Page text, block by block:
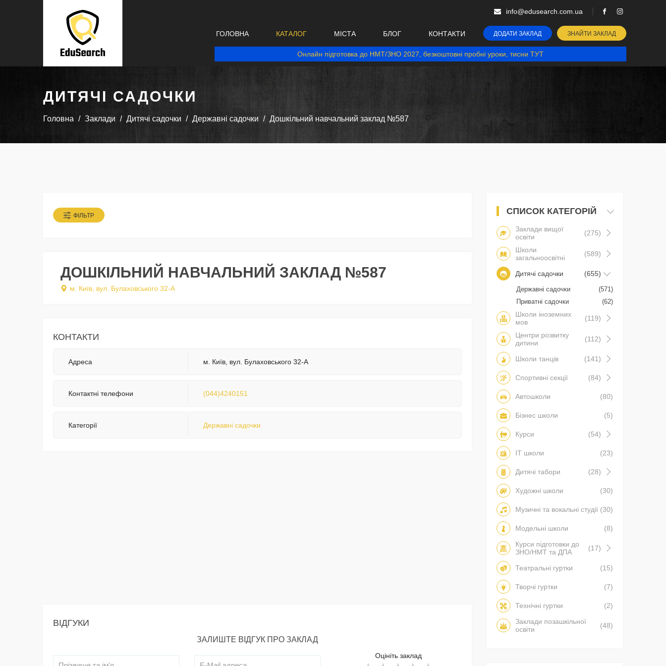
info@edusearch.com.ua
ГОЛОВНА КАТАЛОГ МІСТА БЛОГ КОНТАКТИ ДОДАТИ ЗАКЛАД ЗНАЙТИ ЗАКЛАД
Онлайн підготовка до НМТ/ЗНО 2027, безкоштовні пробні уроки, тисни ТУТ
ДИТЯЧІ САДОЧКИ
Головна Заклади Дитячі садочки Державні садочки Дошкільний навчальний заклад №587
ФІЛЬТР
ДОШКІЛЬНИЙ НАВЧАЛЬНИЙ ЗАКЛАД №587
м. Київ, вул. Булаховського 32-А
КОНТАКТИ
Адреса м. Київ, вул. Булаховського 32-А
Контактні телефони (044)4240151
Категорії Державні садочки
ВІДГУКИ
ЗАЛИШТЕ ВІДГУК ПРО ЗАКЛАД
Оцініть заклад
СПИСОК КАТЕГОРІЙ
Заклади вищої
освіти
(275)
Школи
загальноосвітні
(589)
Дитячі садочки (655)
Державні садочки
(571)
Приватні садочки
(62)
Школи іноземних
мов
(119)
Центри розвитку
дитини
(112)
Школи танців (141)
Спортивні секції (84)
Автошколи (80)
Бізнес школи (5)
Курси (54)
IT школи (23)
Дитячі табори (28)
Художні школи (30)
Музичні та вокальні студії (30)
Модельні школи
(8)
Курси підготовки до
ЗНО/НМТ та ДПА
(17)
Театральні гуртки (15)
Творчі гуртки (7)
Технічні гуртки
(2)
Заклади позашкільної
освіти
(48)